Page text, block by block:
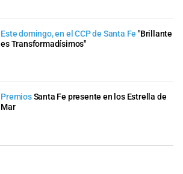
Este domingo, en el CCP de Santa Fe "Brillante
es Transformadísimos"
PremiosSanta Fe presente en los Estrella de
Mar